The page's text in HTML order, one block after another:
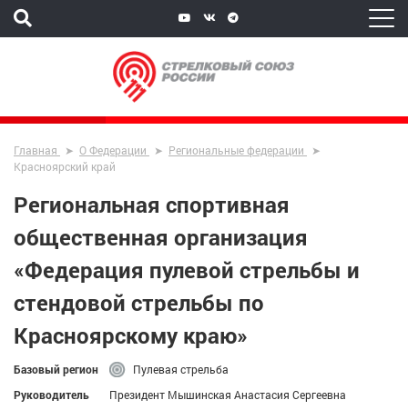
Главная О Федерации
Региональные федерации
Красноярский край
Региональная спортивная
общественная организация
«Федерация пулевой стрельбы и
стендовой стрельбы по
Красноярскому краю»
Базовый регион
Пулевая стрельба
Руководитель
Президент Мышинская Анастасия Сергеевна